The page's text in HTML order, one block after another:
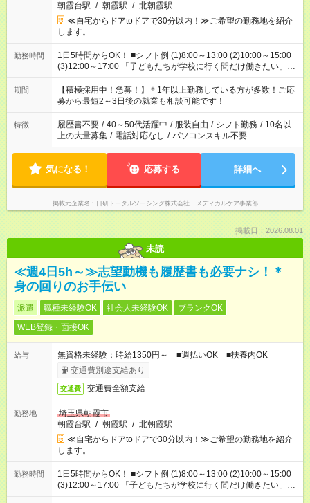
朝霞台駅 / 朝霞駅 / 北朝霞駅
≪自宅からドアtoドアで30分以内！≫ご希望の勤務地を紹介
します。
勤務時間
1日5時間からOK！ ■シフト例 (1)8:00～13:00 (2)10:00～15:00
(3)12:00～17:00 「子どもたちが学校に行く間だけ働きたい」
「余裕を持って夕飯の準備がしたい」 「午前中は働いて、午後
はプライベートの時間にしたい」 など、ご希望を教えてくださ
いね。 ※Wワーク希望の方へ 今ご覧のお仕事で希望する勤務時
間と、もう1つのお仕事の勤務時間。 合計で週40時間を超える
場合は応募できません。
期間
【積極採用中！急募！】＊1年以上勤務している方が多数！ご応
募から最短2～3日後の就業も相談可能です！
特徴 履歴書不要 / 40～50代活躍中 / 服装自由 / シフト勤務 / 10名以
上の大量募集 / 電話対応なし / パソコンスキル不要
気になる！ 応募する 詳細へ
掲載元企業名 日研トータルソーシング株式会社 メディカルケア事業部
掲載日：2026.08.01
未読
≪週4日5h～≫志望動機も履歴書も必要ナシ！＊
身の回りのお手伝い
派遣 職種未経験OK 社会人未経験OK
ブランクOK
WEB登録・面接OK
給与
無資格未経験：時給1350円～ ■週払いOK ■扶養内OK
交通費別途支給あり
交通費 交通費全額支給
勤務地
埼玉県朝霞市
朝霞台駅 / 朝霞駅 / 北朝霞駅
≪自宅からドアtoドアで30分以内！≫ご希望の勤務地を紹介
します。
勤務時間
1日5時間からOK！ ■シフト例 (1)8:00～13:00 (2)10:00～15:00
(3)12:00～17:00 「子どもたちが学校に行く間だけ働きたい」
「余裕を持って夕飯の準備がしたい」 「午前中は働いて、午後